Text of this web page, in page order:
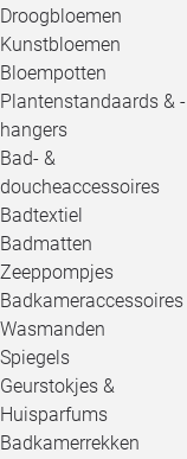
Droogbloemen
Kunstbloemen
Bloempotten
Plantenstandaards & -
hangers
Bad- &
doucheaccessoires
Badtextiel
Badmatten
Zeeppompjes
Badkameraccessoires
Wasmanden
Spiegels
Geurstokjes &
Huisparfums
Badkamerrekken